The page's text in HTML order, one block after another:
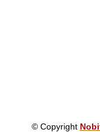
© Copyright